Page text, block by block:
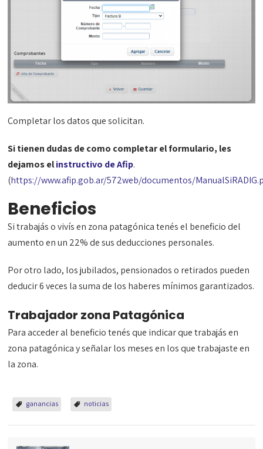
Completar los datos que solicitan.
Si tienen dudas de como completar el formulario, les
dejamos elinstructivo de Afip.
(https://www.afip.gob.ar/572web/documentos/
Beneficios
Si trabajás o vivís en zona patagónica tenés el beneficio del
aumento en un 22% de sus deducciones personales.
Por otro lado, los jubilados, pensionados o retirados pueden
deducir 6 veces la suma de los haberes mínimos garantizados.
Trabajador zona Patagónica
Para acceder al beneficio tenés que indicar que trabajás en
zona patagónica y señalar los meses en los que trabajaste en
la zona.
ganancias noticias